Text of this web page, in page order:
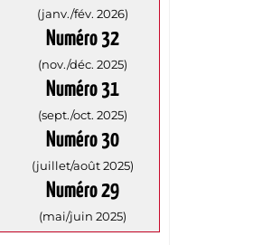
(janv./fév. 2026)
Numéro 32
(nov./déc. 2025)
Numéro 31
(sept./oct. 2025)
Numéro 30
(juillet/août 2025)
Numéro 29
(mai/juin 2025)